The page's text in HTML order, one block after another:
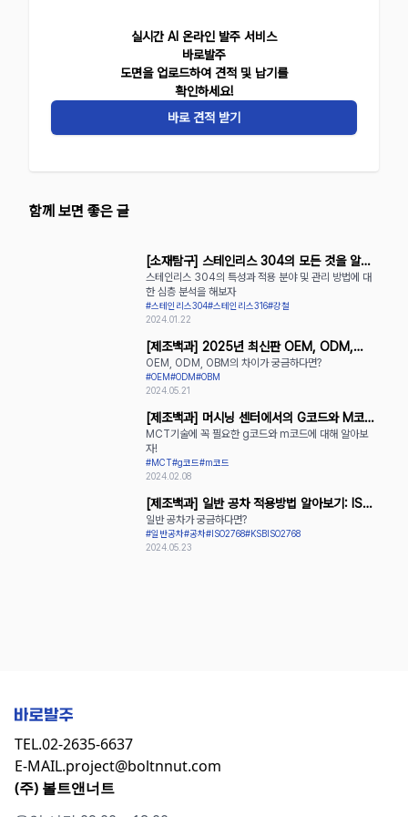
실시간 AI 온라인 발주 서비스
바로발주
도면을 업로드하여 견적 및 납기를
확인하세요!
바로 견적 받기
함께 보면 좋은 글
[소재탐구] 스테인리스 304의 모든 것을 알아
보자
스테인리스 304의 특성과 적용 분야 및 관리 방법에 대
한 심층 분석을 해보자
#스테인리스304#스테인리스316#강철
2024.01.22
[제조백과] 2025년 최신판 OEM, ODM,
OBM의 장단점 완벽 정리
OEM, ODM, OBM의 차이가 궁금하다면?
#OEM#ODM#OBM
2024.05.21
[제조백과] 머시닝 센터에서의 G코드와 M코드
활용
MCT기술에 꼭 필요한 g코드와 m코드에 대해 알아보
자!
#MCT#g코드#m코드
2024.02.08
[제조백과] 일반 공차 적용방법 알아보기: ISO
2768과 KS B ISO 2768
일반 공차가 궁금하다면?
#일반공차#공차#ISO2768#KSBISO2768
2024.05.23
TEL.02-2635-6637
E-MAIL.project@boltnnut.com
(주) 볼트앤너트